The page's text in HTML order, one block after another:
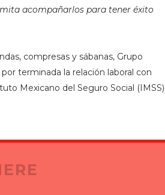
acompañarlos para tener éxito
compresas y sábanas, Grupo
terminada la relación laboral con
Mexicano del Seguro Social (IMSS)